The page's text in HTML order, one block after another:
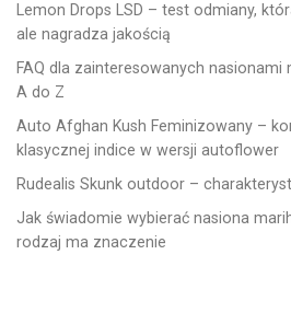
Lemon Drops LSD – test odmiany,
ale nagradza jakością
FAQ dla zainteresowanych
A do Z
Auto Afghan Kush Feminizowany –
klasycznej indice w wersji autoflower
Rudealis Skunk outdoor –
Jak świadomie wybierać nasiona
rodzaj ma znaczenie